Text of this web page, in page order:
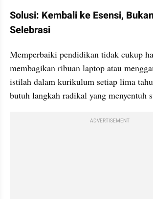
Solusi: Kembali ke Esensi,
Selebrasi
Memperbaiki pendidikan tidak cukup
membagikan ribuan laptop atau
istilah dalam kurikulum setiap lima
butuh langkah radikal yang menyentuh
ADVERTISEMENT